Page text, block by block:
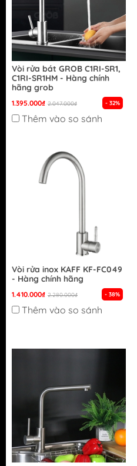
Vòi rửa bát GROB C1RI-SR1,
C1RI-SR1HM - Hàng chính
hãng grob
1.395.000₫ 2.047.000₫ - 32%
Thêm vào so sánh
Vòi rửa inox KAFF KF-FC049
- Hàng chính hãng
1.410.000₫ 2.280.000₫ - 38%
Thêm vào so sánh